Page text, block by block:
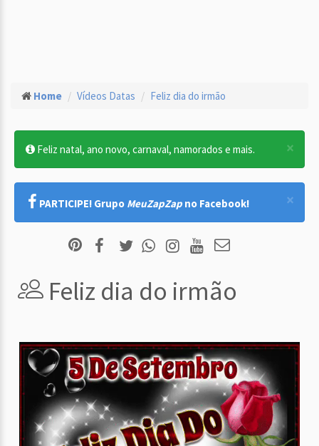
Home Vídeos Datas Feliz dia do irmão
×
Feliz natal, ano novo, carnaval, namorados e mais.
×
PARTICIPE! Grupo MeuZapZap no Facebook!
Feliz dia do irmão